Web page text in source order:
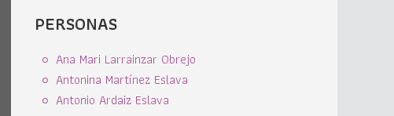
PERSONAS
Ana Mari Larrainzar Obrejo
Antonina Martínez Eslava
Antonio Ardaiz Eslava